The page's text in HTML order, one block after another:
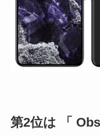
第2位は 「